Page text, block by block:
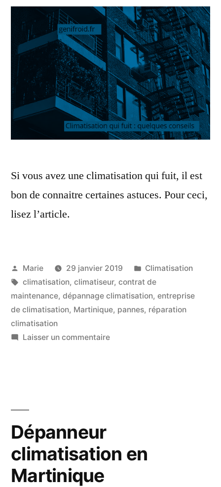
choisir
Si vous avez une climatisation qui fuit, il est
bon de connaitre certaines astuces. Pour ceci,
lisez l’article.
Publié
par
Marie 29 janvier 2019
Publié
dans
Climatisation
Étiquettes :
climatisation, climatiseur, contrat de
maintenance, dépannage climatisation, entreprise
de climatisation, Martinique, pannes, réparation
climatisation
Laisser un commentairesur
Dépanneur
climatisation en
Martinique